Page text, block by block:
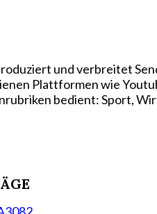
und verbreitet
Plattformen wie
bedient: Sport,